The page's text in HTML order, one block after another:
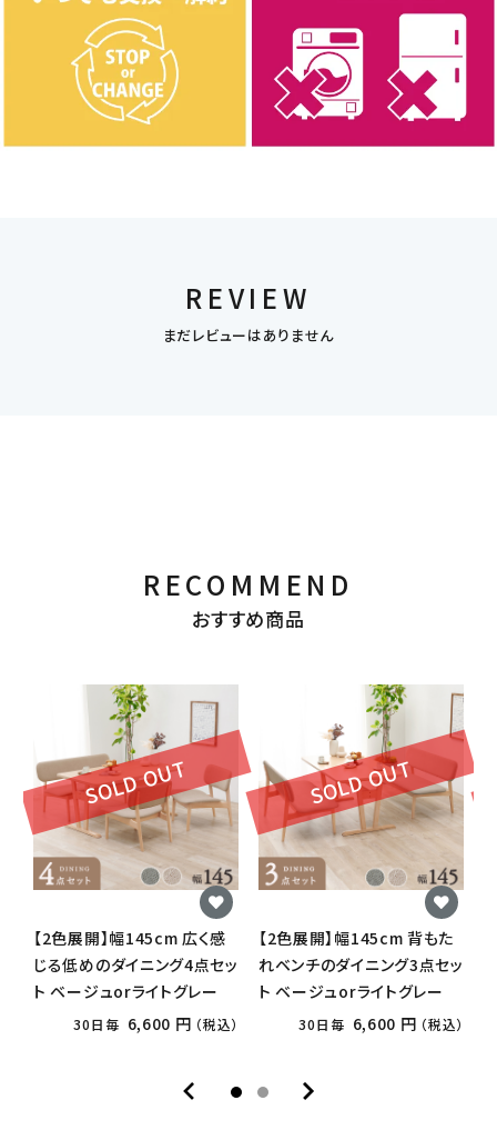
REVIEW
まだレビューはありません
RECOMMEND
おすすめ商品
SOLD OUT
【2色展開】幅145cm 広く感
じる低めのダイニング4点セッ
ト ベージュorライトグレー
30日毎 6,600 円 （税込）
SOLD OUT
【2色展開】幅145cm 背もた
れベンチのダイニング3点セッ
ト ベージュorライトグレー
30日毎 6,600 円 （税込）